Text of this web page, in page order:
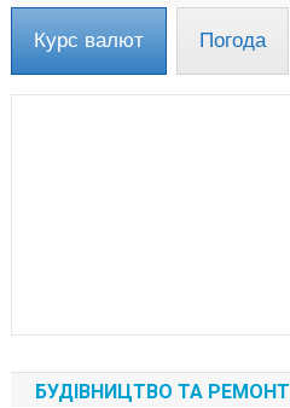
Курс валют Погода
БУДІВНИЦТВО ТА РЕМОНТ